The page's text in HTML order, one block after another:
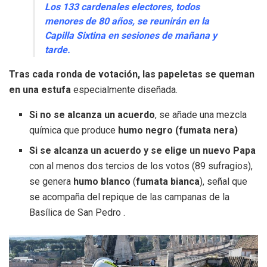
Los 133 cardenales electores, todos
menores de 80 años, se reunirán en la
Capilla Sixtina en sesiones de mañana y
tarde.
Tras cada ronda de votación, las papeletas se queman
en una estufa especialmente diseñada.
Si no se alcanza un acuerdo, se añade una mezcla
química que produce humo negro (fumata nera)
Si se alcanza un acuerdo y se elige un nuevo Papa
con al menos dos tercios de los votos (89 sufragios),
se genera humo blanco (fumata bianca), señal que
se acompaña del repique de las campanas de la
Basílica de San Pedro .